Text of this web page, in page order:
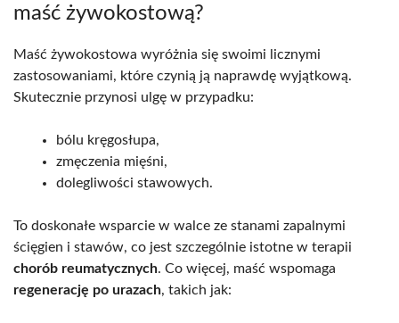
maść żywokostową?
Maść żywokostowa wyróżnia się swoimi licznymi
zastosowaniami, które czynią ją naprawdę wyjątkową.
Skutecznie przynosi ulgę w przypadku:
bólu kręgosłupa,
zmęczenia mięśni,
dolegliwości stawowych.
To doskonałe wsparcie w walce ze stanami zapalnymi
ścięgien i stawów, co jest szczególnie istotne w terapii
chorób reumatycznych. Co więcej, maść wspomaga
regenerację po urazach, takich jak: